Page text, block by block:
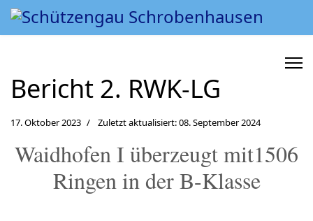
Bericht 2. RWK-LG
17. Oktober 2023 Zuletzt aktualisiert: 08. September 2024
Waidhofen I überzeugt mit1506
Ringen in der B-Klasse